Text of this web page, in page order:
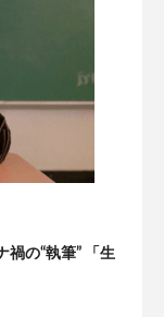
禍の“執筆” 「生